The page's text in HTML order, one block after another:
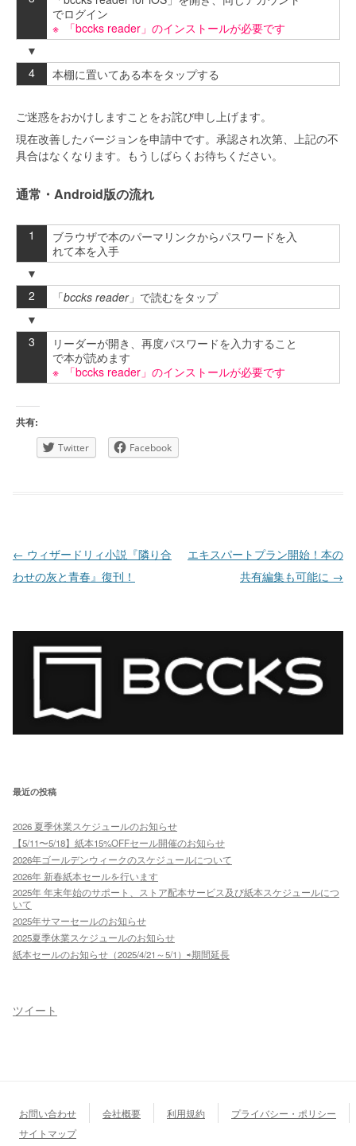
でログイン
「bccks reader」のインストールが必要です
本棚に置いてある本をタップする
ご迷惑をおかけしますことをお詫び申し上げます。
現在改善したバージョンを申請中です。承認され次第、上記の不
具合はなくなります。もうしばらくお待ちください。
通常・Android版の流れ
ブラウザで本のパーマリンクからパスワードを入
れて本を入手
「bccks reader」で読むをタップ
リーダーが開き、再度パスワードを入力すること
で本が読めます
「bccks reader」のインストールが必要です
共有:
Twitter Facebook
投稿ナビゲーション
← ウィザードリィ小説『隣り合
わせの灰と青春』復刊！
エキスパートプラン開始！本の
共有編集も可能に →
最近の投稿
2026 夏季休業スケジュールのお知らせ
【5/11〜5/18】紙本15%OFFセール開催のお知らせ
2026年ゴールデンウィークのスケジュールについて
2026年 新春紙本セールを行います
2025年 年末年始のサポート、ストア配本サービス及び紙本スケジュールにつ
いて
2025年サマーセールのお知らせ
2025夏季休業スケジュールのお知らせ
紙本セールのお知らせ（2025/4/21～5/1）⇨期間延長
ツイート
お問い合わせ 会社概要 利用規約
プライバシー・ポリシー
サイトマップ